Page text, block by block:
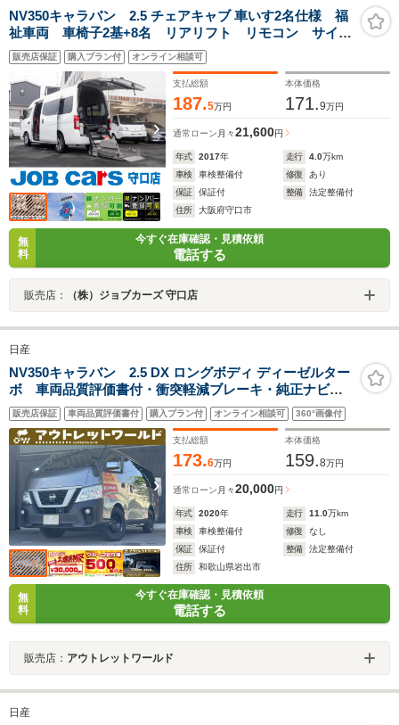
NV350キャラバン 2.5 チェアキャブ 車いす2名仕様 福
祉車両 車椅子2基+8名 リアリフト リモコン サイド
ステップ 電動固定装置 手すり バックカメラ Wエ
アコン リアクーラー リアヒーター 電動電格ミラ
ー キーレス プライバシーガラス ドアバイザー
販売店保証 購入プラン付 オンライン相談可
支払総額
187.5万円
本体価格
171.9万円
通常ローン 月々21,600円
年式 2017年 走行 4.0万km
車検
車検整備付 修復
あり
保証
保証付 整備
法定整備付
住所
大阪府守口市
無
料
今すぐ在庫確認・見積依頼
電話する
販売店： （株）ジョブカーズ 守口店
日産
NV350キャラバン 2.5 DX ロングボディ ディーゼルター
ボ 車両品質評価書付・衝突軽減ブレーキ・純正ナビ・
バックカメラ・DVD・CD・フルセグ・フォグライト・
ETC・リアヒーター・横滑り防止・両側スライドドア・
ヘッドライトレベライザー
販売店保証 車両品質評価書付 購入プラン付 オンライン相談可 360°画像付
支払総額
173.6万円
本体価格
159.8万円
通常ローン 月々20,000円
年式 2020年 走行 11.0万km
車検
車検整備付 修復
なし
保証
保証付 整備
法定整備付
住所
和歌山県岩出市
無
料
今すぐ在庫確認・見積依頼
電話する
販売店： アウトレットワールド
日産